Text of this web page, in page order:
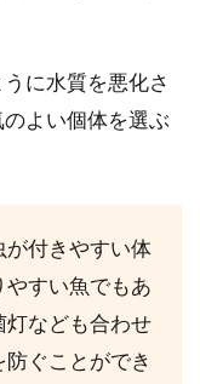
に水質を悪化さ
よい個体を選ぶ
が付きやすい体
すい魚でもあ
灯なども合わせ
ぐことができ